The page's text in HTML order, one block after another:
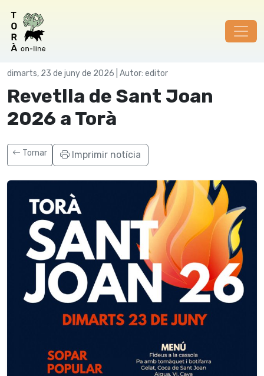
dimarts, 23 de juny de 2026 | Autor: editor
Revetlla de Sant Joan
2026 a Torà
Tornar Imprimir notícia